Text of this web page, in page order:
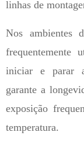
linhas de
Nos ambientes
frequentemente
iniciar e parar
garante a
exposição
temperatura.